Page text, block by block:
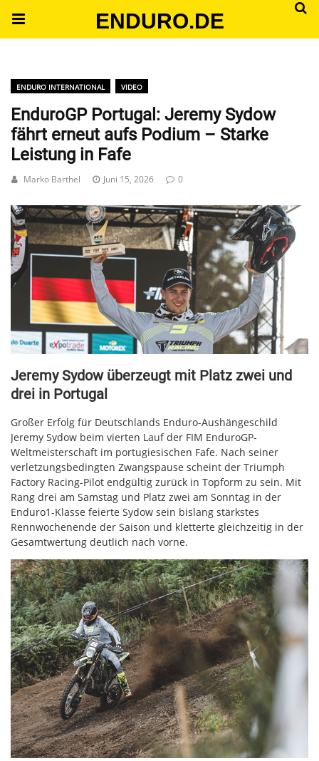
ENDURO.DE
ENDURO INTERNATIONAL VIDEO
EnduroGP Portugal: Jeremy Sydow
fährt erneut aufs Podium – Starke
Leistung in Fafe
Marko Barthel Juni 15, 2026 0
Jeremy Sydow überzeugt mit Platz zwei und
drei in Portugal
Großer Erfolg für Deutschlands Enduro-Aushängeschild
Jeremy Sydow beim vierten Lauf der FIM EnduroGP-
Weltmeisterschaft im portugiesischen Fafe. Nach seiner
verletzungsbedingten Zwangspause scheint der Triumph
Factory Racing-Pilot endgültig zurück in Topform zu sein. Mit
Rang drei am Samstag und Platz zwei am Sonntag in der
Enduro1-Klasse feierte Sydow sein bislang stärkstes
Rennwochenende der Saison und kletterte gleichzeitig in der
Gesamtwertung deutlich nach vorne.